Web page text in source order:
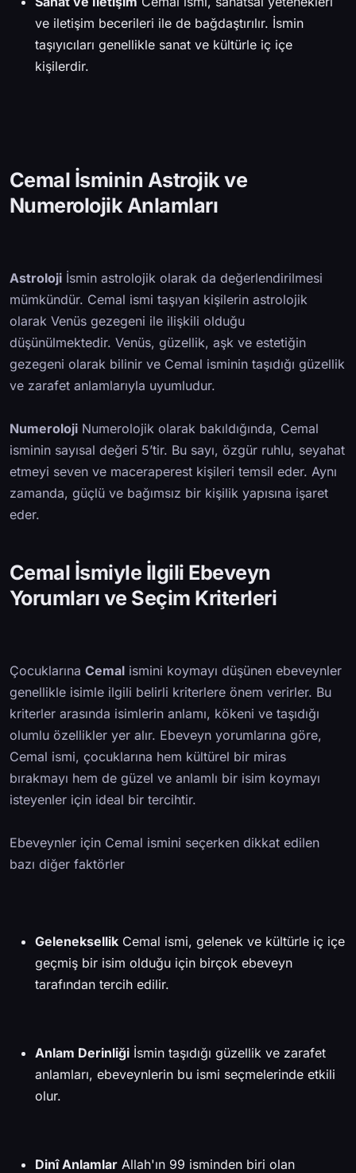
ve iletişim becerileri ile de bağdaştırılır. İsmin
taşıyıcıları genellikle sanat ve kültürle iç içe
kişilerdir.
Cemal İsminin Astrojik ve
Numerolojik Anlamları
Astroloji İsmin astrolojik olarak da değerlendirilmesi
mümkündür. Cemal ismi taşıyan kişilerin astrolojik
olarak Venüs gezegeni ile ilişkili olduğu
düşünülmektedir. Venüs, güzellik, aşk ve estetiğin
gezegeni olarak bilinir ve Cemal isminin taşıdığı güzellik
ve zarafet anlamlarıyla uyumludur.
Numeroloji Numerolojik olarak bakıldığında, Cemal
isminin sayısal değeri 5’tir. Bu sayı, özgür ruhlu, seyahat
etmeyi seven ve maceraperest kişileri temsil eder. Aynı
zamanda, güçlü ve bağımsız bir kişilik yapısına işaret
eder.
Cemal İsmiyle İlgili Ebeveyn
Yorumları ve Seçim Kriterleri
Çocuklarına Cemal ismini koymayı düşünen ebeveynler
genellikle isimle ilgili belirli kriterlere önem verirler. Bu
kriterler arasında isimlerin anlamı, kökeni ve taşıdığı
olumlu özellikler yer alır. Ebeveyn yorumlarına göre,
Cemal ismi, çocuklarına hem kültürel bir miras
bırakmayı hem de güzel ve anlamlı bir isim koymayı
isteyenler için ideal bir tercihtir.
Ebeveynler için Cemal ismini seçerken dikkat edilen
bazı diğer faktörler
Geleneksellik Cemal ismi, gelenek ve kültürle iç içe
geçmiş bir isim olduğu için birçok ebeveyn
tarafından tercih edilir.
Anlam Derinliği İsmin taşıdığı güzellik ve zarafet
anlamları, ebeveynlerin bu ismi seçmelerinde etkili
olur.
Dinî Anlamlar Allah'ın 99 isminden biri olan